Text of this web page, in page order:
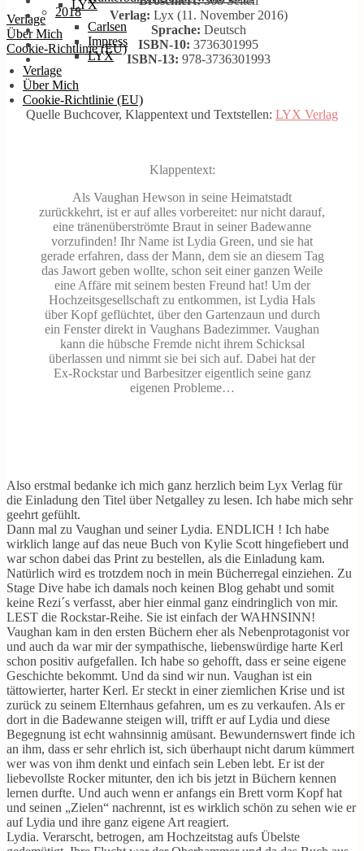
LYX
Verlage
Über Mich
Cookie-Richtlinie (EU)
2018
Carlsen
Impress
LYX
Verlage
Über Mich
Cookie-Richtlinie (EU)
Verlag: Lyx (11. November 2016)
Sprache: Deutsch
ISBN-10: 3736301995
ISBN-13: 978-3736301993
Quelle Buchcover, Klappentext und Textstellen: LYX Verlag
Klappentext:
Als Vaughan Hewson in seine Heimatstadt
zurückkehrt, ist er auf alles vorbereitet: nur nicht darauf,
eine tränenüberströmte Braut in seiner Badewanne
vorzufinden! Ihr Name ist Lydia Green, und sie hat
gerade erfahren, dass der Mann, dem sie an diesem Tag
das Jawort geben wollte, schon seit einer ganzen Weile
eine Affäre mit seinem besten Freund hat! Um der
Hochzeitsgesellschaft zu entkommen, ist Lydia Hals
über Kopf geflüchtet, über den Gartenzaun und durch
ein Fenster direkt in Vaughans Badezimmer. Vaughan
kann die hübsche Fremde nicht ihrem Schicksal
überlassen und nimmt sie bei sich auf. Dabei hat der
Ex-Rockstar und Barbesitzer eigentlich seine ganz
eigenen Probleme…
Also erstmal bedanke ich mich ganz herzlich beim Lyx Verlag für
die Einladung den Titel über Netgalley zu lesen. Ich habe mich sehr
geehrt gefühlt.
Dann mal zu Vaughan und seiner Lydia. ENDLICH ! Ich habe
wirklich lange auf das neue Buch von Kylie Scott hingefiebert und
war schon dabei das Print zu bestellen, als die Einladung kam.
Natürlich wird es trotzdem noch in mein Bücherregal einziehen. Zu
Stage Dive habe ich damals noch keinen Blog gehabt und somit
keine Rezi´s verfasst, aber hier einmal ganz eindringlich von mir.
LEST die Rockstar-Reihe. Sie ist einfach der WAHNSINN!
Vaughan kam in den ersten Büchern eher als Nebenprotagonist vor
und auch da war mir der sympathische, liebenswürdige harte Kerl
schon positiv aufgefallen. Ich habe so gehofft, dass er seine eigene
Geschichte bekommt. Und da sind wir nun. Vaughan ist ein
tättowierter, harter Kerl. Er steckt in einer ziemlichen Krise und ist
zurück zu seinem Elternhaus gefahren, um es zu verkaufen. Als er
dort in die Badewanne steigen will, trifft er auf Lydia und diese
Begegnung ist echt wahnsinnig amüsant. Bewundernswert finde ich
an ihm, dass er sehr ehrlich ist, sich überhaupt nicht darum kümmert
wer was von ihm denkt und einfach sein Leben lebt. Er ist der
liebevollste Rocker mitunter, den ich bis jetzt in Büchern kennen
lernen durfte. Und auch wenn er anfangs ein Brett vorm Kopf hat
und seinen „Zielen“ nachrennt, ist es wirklich schön zu sehen wie er
auf Lydia und ihre ganz eigene Art reagiert.
Lydia. Verarscht, betrogen, am Hochzeitstag aufs Übelste